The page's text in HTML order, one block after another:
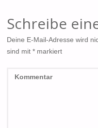
Schreibe
Deine E-Mail-Adresse wird
sind mit *markiert